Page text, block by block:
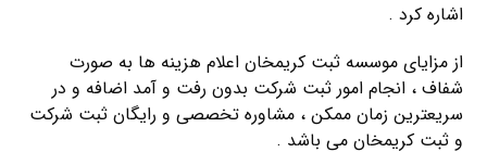
اشاره کرد .
از مزایای موسسه ثبت کریمخان اعلام هزینه ها به صورت
شفاف ، انجام امور ثبت شرکت بدون رفت و آمد اضافه و در
سریعترین زمان ممکن ، مشاوره تخصصی و رایگان ثبت شرکت
و ثبت کریمخان می باشد .